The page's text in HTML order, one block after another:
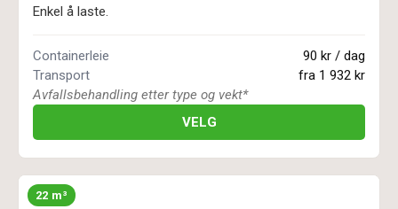
Enkel å laste.
Containerleie
90 kr / dag
Transport
fra 1 932 kr
Avfallsbehandling etter type og vekt*
VELG
22 m³